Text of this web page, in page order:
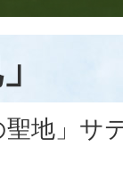
地」サ